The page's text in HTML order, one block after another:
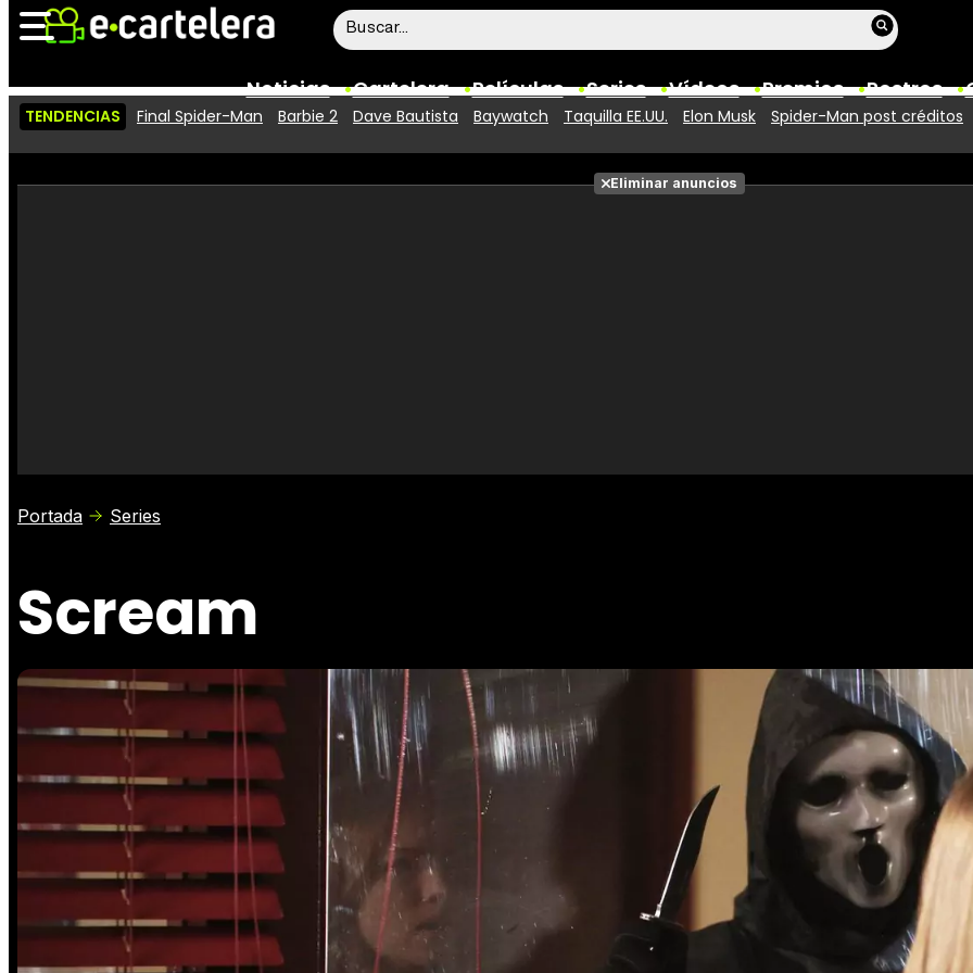
Noticias Cartelera Películas Series Vídeos Premios Rostros
Vídeos
Taquilla
Fotos
TENDENCIAS Final Spider-Man Barbie 2 Dave Bautista Baywatch Taquilla EE.UU. Elon Musk Spider-Man post créditos
Eliminar anuncios
Portada Series
Scream